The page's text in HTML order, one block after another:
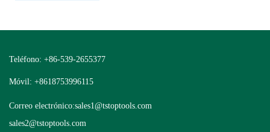
Teléfono: +86-539-2655377
Móvil: +8618753996115
Correo electrónico:sales1@tstoptools.com
sales2@tstoptools.com